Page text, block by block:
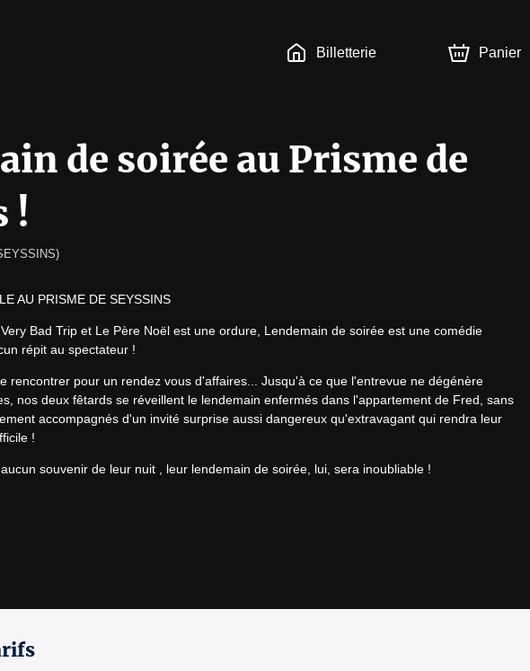
Billetterie Panier
de soirée au Prisme de
!
)
AU PRISME DE SEYSSINS
Bad Trip et Le Père Noël est une ordure, Lendemain de soirée est une comédie
répit au spectateur !
rencontrer pour un rendez vous d'affaires... Jusqu'à ce que l'entrevue ne dégénère
nos deux fêtards se réveillent le lendemain enfermés dans l'appartement de Fred, sans
accompagnés d'un invité surprise aussi dangereux qu'extravagant qui rendra leur
!
souvenir de leur nuit , leur lendemain de soirée, lui, sera inoubliable !